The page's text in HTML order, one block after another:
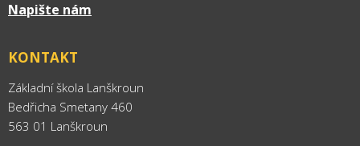
Napište nám
KONTAKT
Základní škola Lanškroun
Bedřicha Smetany 460
563 01 Lanškroun